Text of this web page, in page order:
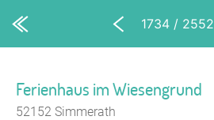
1734 / 2552
Ferienhaus im Wiesengrund
52152 Simmerath